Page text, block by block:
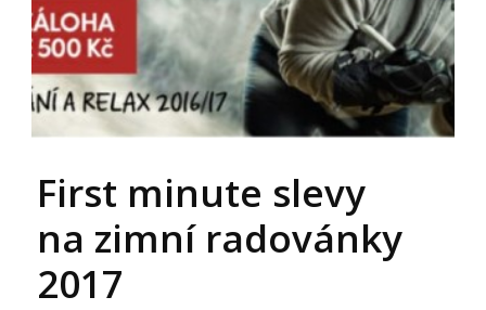
First minute slevy
na zimní radovánky
2017